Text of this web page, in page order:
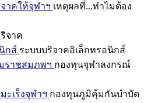
าคให้จุฬาฯ เหตุผลที่...ทำไมต้อง
จาค
กส์ ระบบบริจาคอิเล็กทรอนิกส์
ราชสมภพฯ กองทุนจุฬาลงกรณ์
เร็งจุฬาฯ กองทุนภูมิคุ้มกันบำบัด